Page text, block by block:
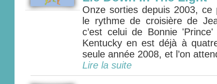
Onze sorties depuis 2003, ce
le rythme de croisière de
c’est celui de Bonnie 'Prince'
Kentucky en est déjà à
seule année 2008, et l’on
Lire la suite